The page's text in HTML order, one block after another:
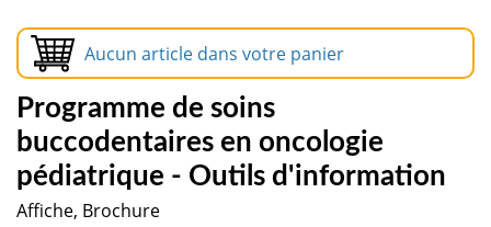
Aucun article dans votre panier
Programme de soins
buccodentaires en oncologie
pédiatrique - Outils d'information
Affiche, Brochure